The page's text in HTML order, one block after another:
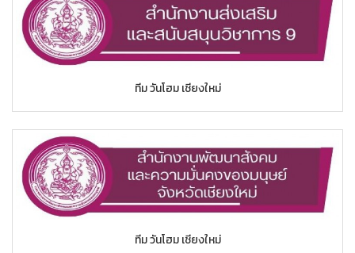
ทีม วันโฮม เชียงใหม่
ทีม วันโฮม เชียงใหม่